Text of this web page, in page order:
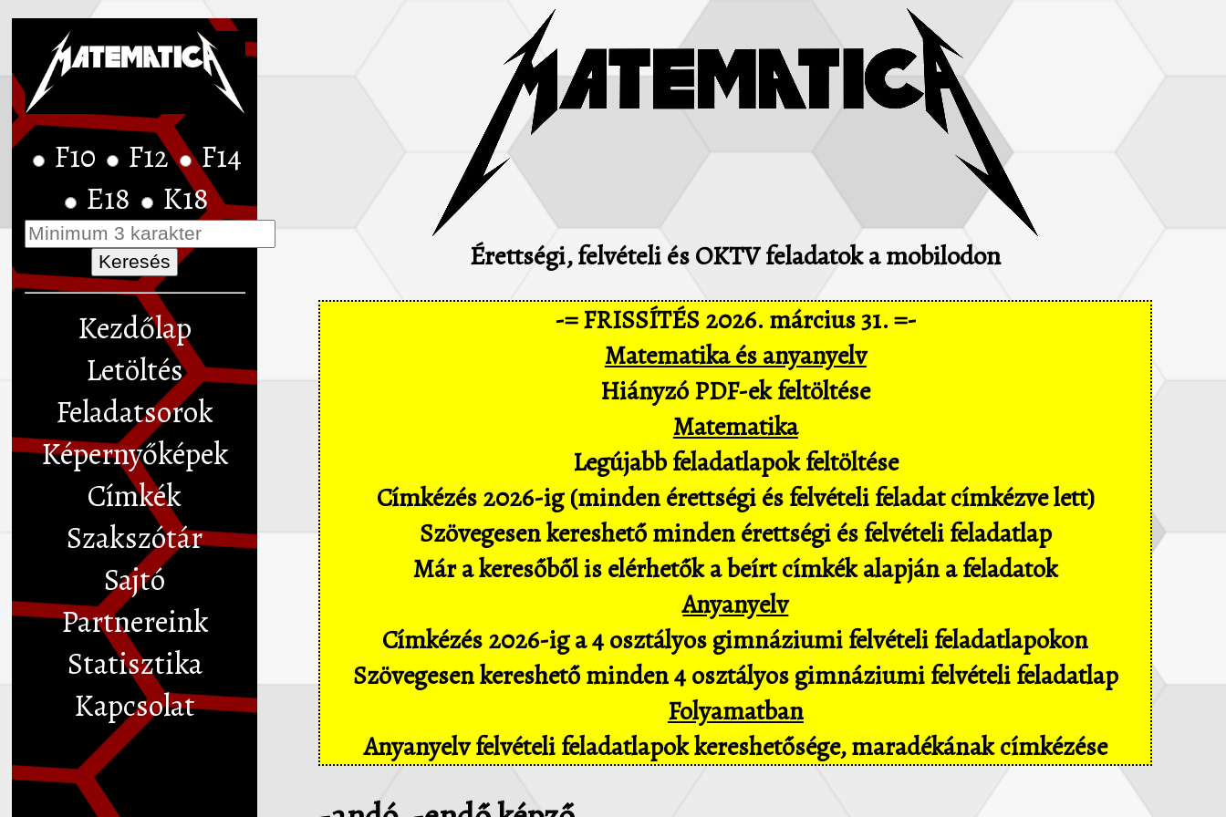
F10 F12
F14
E18
K18
Kezdőlap
Letöltés
Feladatsorok
Képernyőképek
Címkék
Szakszótár
Sajtó
Partnereink
Statisztika
Kapcsolat
Érettségi, felvételi és OKTV feladatok a mobilodon
-= FRISSÍTÉS 2026. március 31. =-
Matematika és anyanyelv
Hiányzó PDF-ek feltöltése
Matematika
Legújabb feladatlapok feltöltése
Címkézés 2026-ig (minden érettségi és felvételi feladat címkézve lett)
Szövegesen kereshető minden érettségi és felvételi feladatlap
Már a keresőből is elérhetők a beírt címkék alapján a feladatok
Anyanyelv
Címkézés 2026-ig a 4 osztályos gimnáziumi felvételi feladatlapokon
Szövegesen kereshető minden 4 osztályos gimnáziumi felvételi feladatlap
Folyamatban
Anyanyelv felvételi feladatlapok kereshetősége, maradékának címkézése